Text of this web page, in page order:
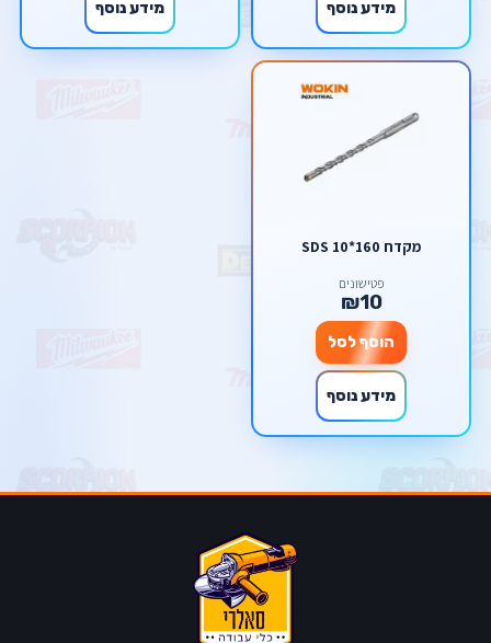
מידע נוסף מידע נוסף
מקדח SDS 10*160
פטישונים
₪10
הוסף לסל
מידע נוסף